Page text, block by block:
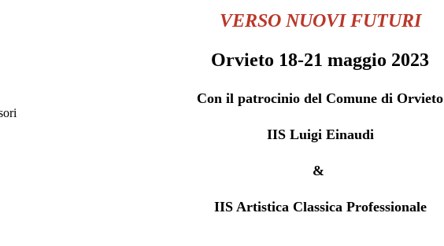
VERSO NUOVI FUTURI
Orvieto 18-21 maggio 2023
Con il patrocinio del Comune di Orvieto
IIS Luigi Einaudi
&
IIS Artistica Classica Professionale